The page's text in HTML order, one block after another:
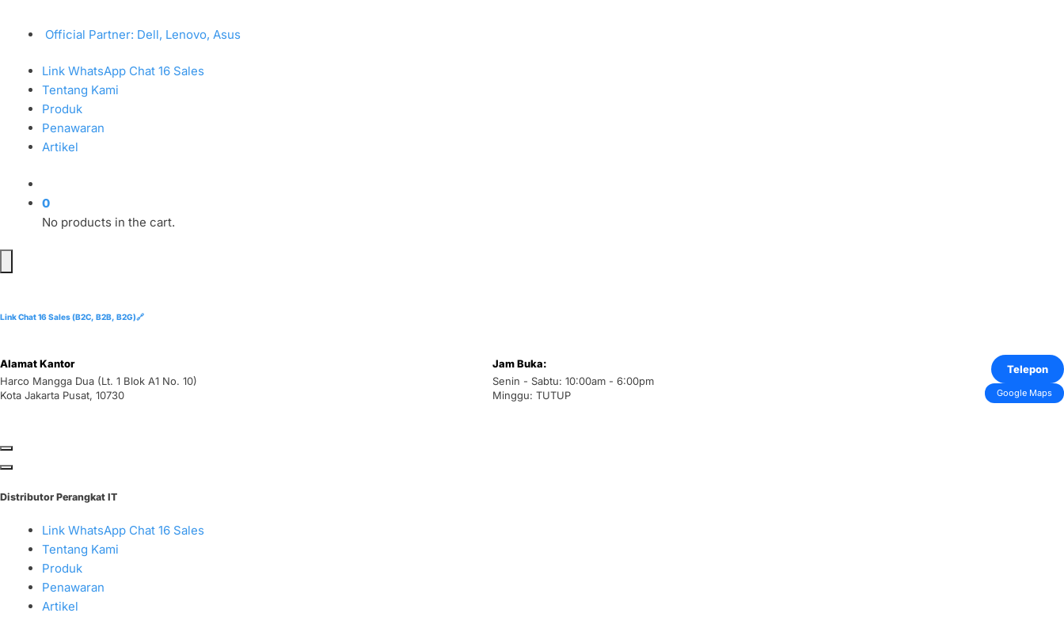
Official Partner: Dell, Lenovo, Asus
Link WhatsApp Chat 16 Sales
Tentang Kami
Produk
Penawaran
Artikel
0
No products in the cart.
Link Chat 16 Sales (B2C, B2B, B2G)🔗
Alamat Kantor
Harco Mangga Dua (Lt. 1 Blok A1 No. 10)
Kota Jakarta Pusat, 10730
Jam Buka:
Senin - Sabtu: 10:00am - 6:00pm
Minggu: TUTUP
Telepon
Google Maps
Distributor Perangkat IT
Link WhatsApp Chat 16 Sales
Tentang Kami
Produk
Penawaran
Artikel